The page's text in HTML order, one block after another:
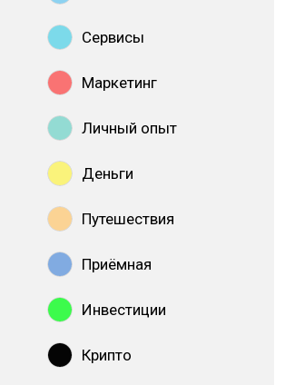
Сервисы
Маркетинг
Личный опыт
Деньги
Путешествия
Приёмная
Инвестиции
Крипто